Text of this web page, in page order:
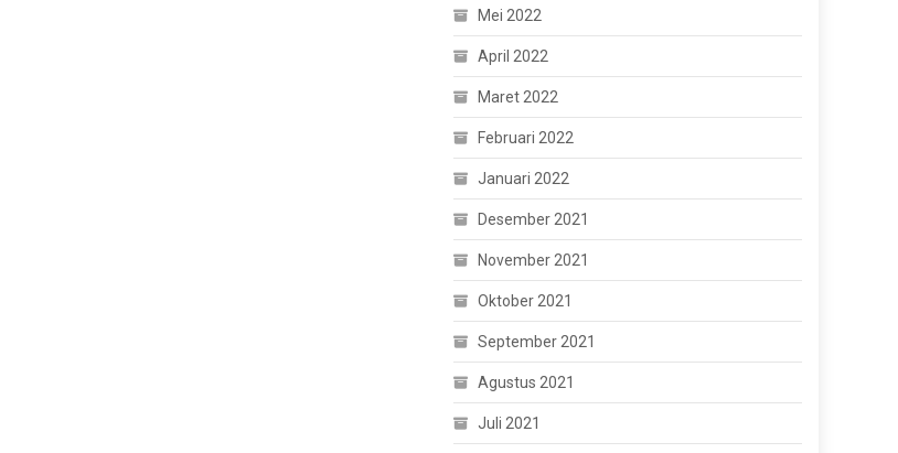
Mei 2022
April 2022
Maret 2022
Februari 2022
Januari 2022
Desember 2021
November 2021
Oktober 2021
September 2021
Agustus 2021
Juli 2021